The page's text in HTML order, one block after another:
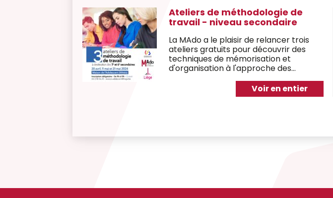
Ateliers de méthodologie de
travail - niveau secondaire
La MAdo a le plaisir de relancer trois
ateliers gratuits pour découvrir des
techniques de mémorisation et
d'organisation à l'approche des
étudiants de 5ème et 6ème secondaire
à trouver un bon équilibre entre études
Voir en entier